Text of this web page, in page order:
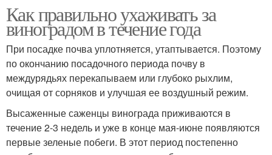
Как правильно ухаживать за
виноградом в течение года
При посадке почва уплотняется, утаптывается. Поэтому
по окончанию посадочного периода почву в
междурядьях перекапываем или глубоко рыхлим,
очищая от сорняков и улучшая ее воздушный режим.
Высаженные саженцы винограда приживаются в
течение 2-3 недель и уже в конце мая-июне появляются
первые зеленые побеги. В этот период постепенно